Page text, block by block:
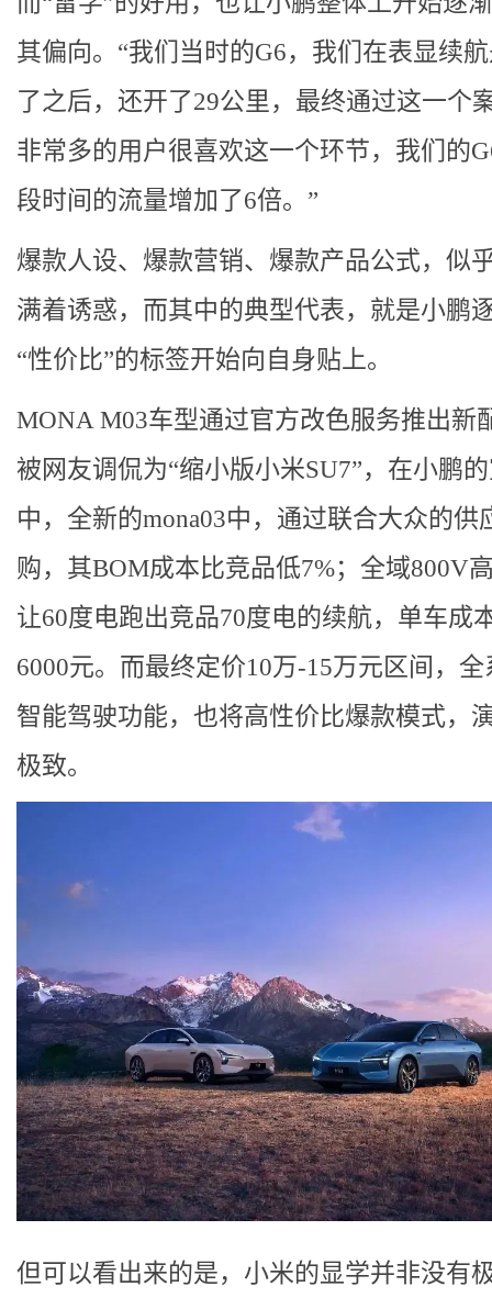
其偏向。“我们当时的G6，我们在表显续
了之后，还开了29公里，最终通过这一个
非常多的用户很喜欢这一个环节，我们的
段时间的流量增加了6倍。”
爆款人设、爆款营销、爆款产品公式，似
满着诱惑，而其中的典型代表，就是小鹏
“性价比”的标签开始向自身贴上。
MONA M03车型通过官方改色服务推出新
被网友调侃为“缩小版小米SU7”，在小鹏
中，全新的mona03中，通过联合大众的供
购，其BOM成本比竞品低7%；全域800V
让60度电跑出竞品70度电的续航，单车成
6000元。而最终定价10万-15万元区间，全
智能驾驶功能，也将高性价比爆款模式，
极致。
但可以看出来的是，小米的显学并非没有